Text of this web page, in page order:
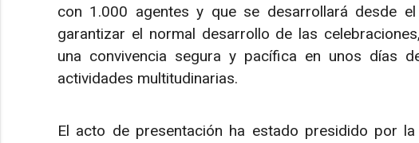
con 1.000 agentes y que se desarrollará desde
garantizar el normal desarrollo de las
una convivencia segura y pacífica en unos días
actividades multitudinarias.
El acto de presentación ha estado presidido por